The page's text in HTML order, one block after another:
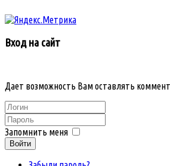
Вход на сайт
Дает возможность Вам оставлять
Запомнить меня
Войти